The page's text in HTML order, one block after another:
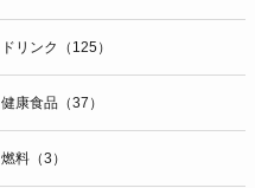
ドリンク（125）
健康食品（37）
燃料（3）